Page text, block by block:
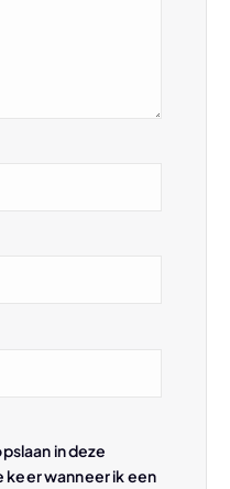
in deze
wanneer ik een